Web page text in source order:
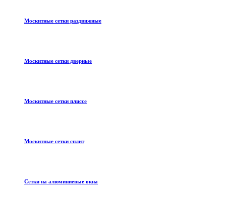
Москитные сетки раздвижные
Москитные сетки дверные
Москитные сетки плиссе
Москитные сетки сплит
Сетки на алюминиевые окна